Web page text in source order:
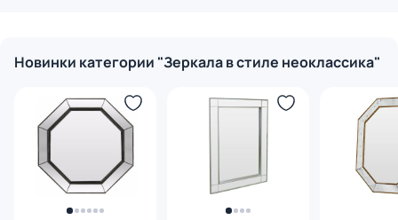
Новинки категории "Зеркала в стиле неоклассика"